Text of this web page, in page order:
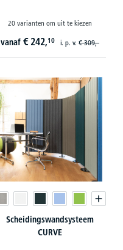
20 varianten om uit te kiezen
vanaf € 242,10 i. p. v. € 309,-
Scheidingswandsysteem
CURVE